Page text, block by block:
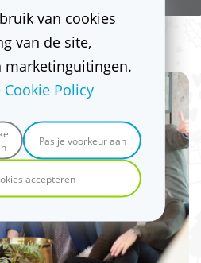
van cookies
van de site,
marketinguitingen.
Cookie Policy
Pas je voorkeur aan
accepteren